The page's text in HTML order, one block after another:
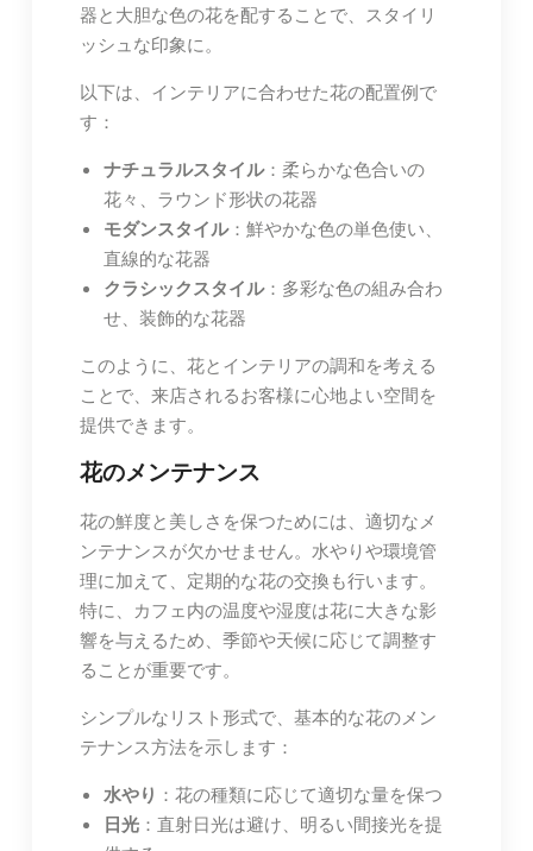
器と大胆な色の花を配することで、スタイリ
ッシュな印象に。
以下は、インテリアに合わせた花の配置例で
す：
ナチュラルスタイル：柔らかな色合いの
花々、ラウンド形状の花器
モダンスタイル：鮮やかな色の単色使い、
直線的な花器
クラシックスタイル：多彩な色の組み合わ
せ、装飾的な花器
このように、花とインテリアの調和を考える
ことで、来店されるお客様に心地よい空間を
提供できます。
花のメンテナンス
花の鮮度と美しさを保つためには、適切なメ
ンテナンスが欠かせません。水やりや環境管
理に加えて、定期的な花の交換も行います。
特に、カフェ内の温度や湿度は花に大きな影
響を与えるため、季節や天候に応じて調整す
ることが重要です。
シンプルなリスト形式で、基本的な花のメン
テナンス方法を示します：
水やり ：花の種類に応じて適切な量を保つ
日光：直射日光は避け、明るい間接光を提